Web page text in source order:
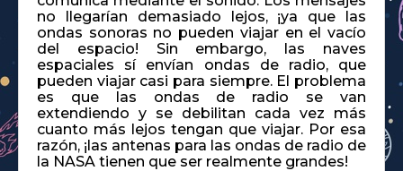
no llegarían demasiado lejos, ¡ya que las
ondas sonoras no pueden viajar en el vacío
del espacio! Sin embargo, las naves
espaciales sí envían ondas de radio, que
pueden viajar casi para siempre. El problema
es que las ondas de radio se van
extendiendo y se debilitan cada vez más
cuanto más lejos tengan que viajar. Por esa
razón, ¡las antenas para las ondas de radio de
la NASA tienen que ser realmente grandes!